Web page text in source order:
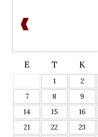
E T K
1 2
7
8 9
14
15 16
21
22 23